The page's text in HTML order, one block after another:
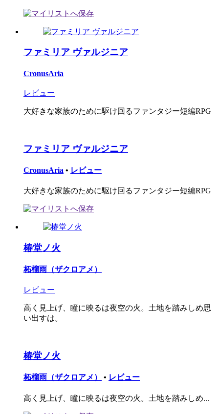
ファミリア ヴァルジニア
CronusAria
レビュー
大好きな家族のために駆け回るファンタジー短編RPG
ファミリア ヴァルジニア
CronusAria • レビュー
大好きな家族のために駆け回るファンタジー短編RPG
椿堂ノ火
柘榴雨（ザクロアメ）
レビュー
高く見上げ、瞳に映るは夜空の火。土地を踏みしめ思
い出すは。
椿堂ノ火
柘榴雨（ザクロアメ） • レビュー
高く見上げ、瞳に映るは夜空の火。土地を踏みしめ...